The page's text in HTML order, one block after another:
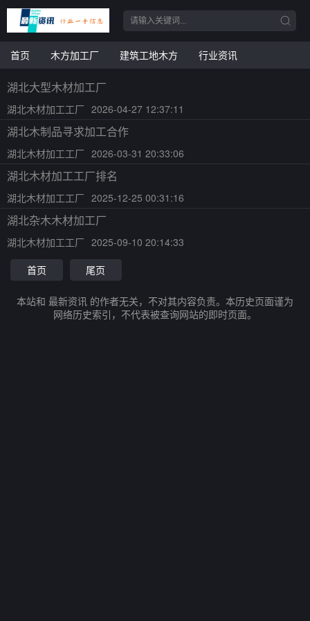
首页 木方加工厂 建筑工地木方 行业资讯
湖北大型木材加工厂
湖北木材加工工厂 2026-04-27 12:37:11
湖北木制品寻求加工合作
湖北木材加工工厂 2026-03-31 20:33:06
湖北木材加工工厂排名
湖北木材加工工厂 2025-12-25 00:31:16
湖北杂木木材加工厂
湖北木材加工工厂 2025-09-10 20:14:33
首页
尾页
本站和 最新资讯 的作者无关，不对其内容负责。本历史页面谨为
网络历史索引，不代表被查询网站的即时页面。